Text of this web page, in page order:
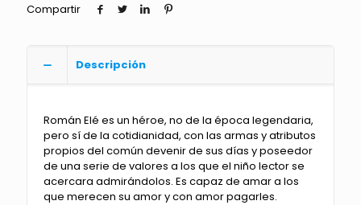
Compartir
Descripción
Román Elé es un héroe, no de la época legendaria,
pero sí de la cotidianidad, con las armas y atributos
propios del común devenir de sus días y poseedor
de una serie de valores a los que el niño lector se
acercara admirándolos. Es capaz de amar a los
que merecen su amor y con amor pagarles.